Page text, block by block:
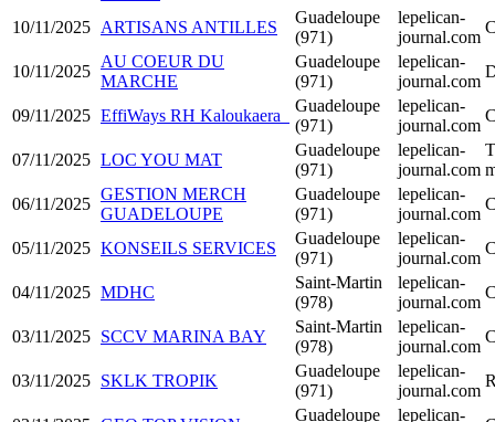
10/11/2025 ARTISANS ANTILLES
Guadeloupe
(971)
lepelican-
journal.com
10/11/2025
AU COEUR DU
MARCHE
Guadeloupe
(971)
lepelican-
journal.com
09/11/2025 EffiWays RH Kaloukaera
Guadeloupe
(971)
lepelican-
journal.com
07/11/2025 LOC YOU MAT
Guadeloupe
(971)
lepelican-
journal.com
06/11/2025
GESTION MERCH
GUADELOUPE
Guadeloupe
(971)
lepelican-
journal.com
05/11/2025 KONSEILS SERVICES
Guadeloupe
(971)
lepelican-
journal.com
04/11/2025 MDHC
Saint-Martin
(978)
lepelican-
journal.com
03/11/2025 SCCV MARINA BAY
Saint-Martin
(978)
lepelican-
journal.com
03/11/2025 SKLK TROPIK
Guadeloupe
(971)
lepelican-
journal.com
Guadeloupe
lepelican-